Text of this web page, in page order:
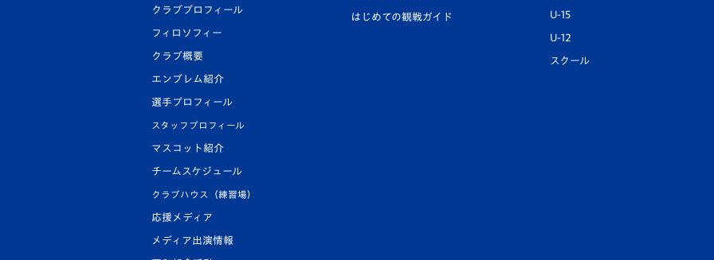
クラブプロフィール
フィロソフィー
クラブ概要
エンブレム紹介
選手プロフィール
スタッフプロフィール
マスコット紹介
チームスケジュール
クラブハウス（練習場）
応援メディア
メディア出演情報
はじめての観戦ガイド U-15
U-12
スクール